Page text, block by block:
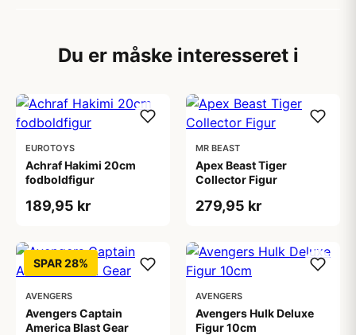
Du er måske interesseret i
EUROTOYS
Achraf Hakimi 20cm
fodboldfigur
189,95 kr
MR BEAST
Apex Beast Tiger
Collector Figur
279,95 kr
SPAR 28%
AVENGERS
Avengers Captain
America Blast Gear
AVENGERS
Avengers Hulk Deluxe
Figur 10cm